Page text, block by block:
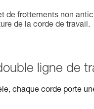
de frottements non
de la corde de travail.
ligne de
chaque corde porte